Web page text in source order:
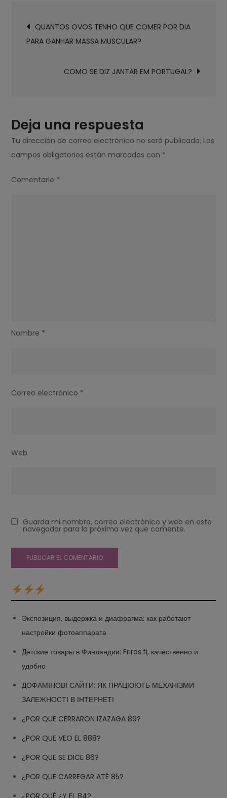
BENEFÍCIOS
DE
CENOURA
deQUANTOS OVOS TENHO QUE COMER POR DIA
PARA GANHAR MASSA MUSCULAR?
COMO SE DIZ JANTAR EM PORTUGAL?
Deja una respuesta
Tu dirección de correo electrónico no será publicada. Los
campos obligatorios están marcados con *
Comentario *
Nombre *
Correo electrónico *
Web
Guarda mi nombre, correo electrónico y web en este
navegador para la próxima vez que comente.
Экспозиция, выдержка и диафрагма: как работают
настройки фотоаппарата
Детские товары в Финляндии: Friros.fi, качественно и
удобно
ДОФАМІНОВІ САЙТИ: ЯК ПРАЦЮЮТЬ МЕХАНІЗМИ
ЗАЛЕЖНОСТІ В ІНТЕРНЕТІ
¿POR QUE CERRARON IZAZAGA 89?
¿POR QUE VEO EL 888?
¿POR QUE SE DICE 86?
¿POR QUE CARREGAR ATÉ 85?
¿POR QUÉ ¿Y EL 84?